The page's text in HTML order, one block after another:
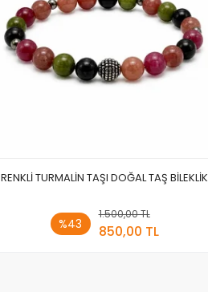
RENKLİ TURMALİN TAŞI DOĞAL TAŞ BİLEKLİK
%43
1.500,00 TL
850,00 TL
Sepete Ekle